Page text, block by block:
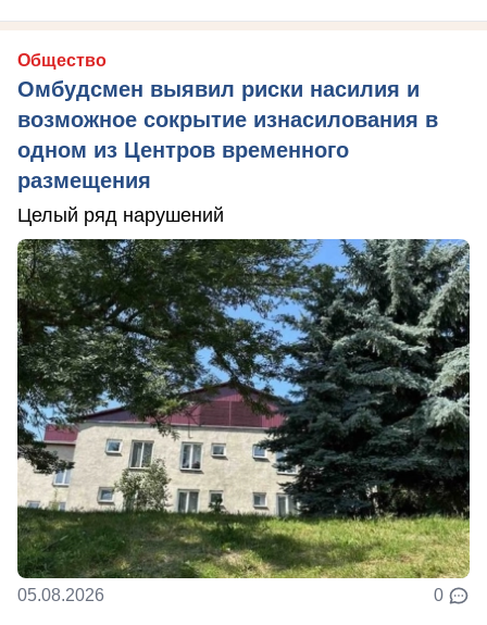
Общество
Омбудсмен выявил риски насилия и
возможное сокрытие изнасилования в
одном из Центров временного
размещения
Целый ряд нарушений
05.08.2026 0